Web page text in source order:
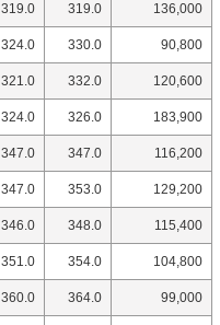
319.0 319.0 136,000
324.0 330.0 90,800
321.0 332.0 120,600
324.0 326.0 183,900
347.0 347.0 116,200
347.0 353.0 129,200
346.0 348.0 115,400
351.0 354.0 104,800
360.0 364.0 99,000